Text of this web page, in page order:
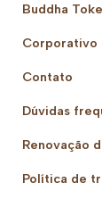
Buddha
Corporativo
Contato
Dúvidas
Renovação
Política de